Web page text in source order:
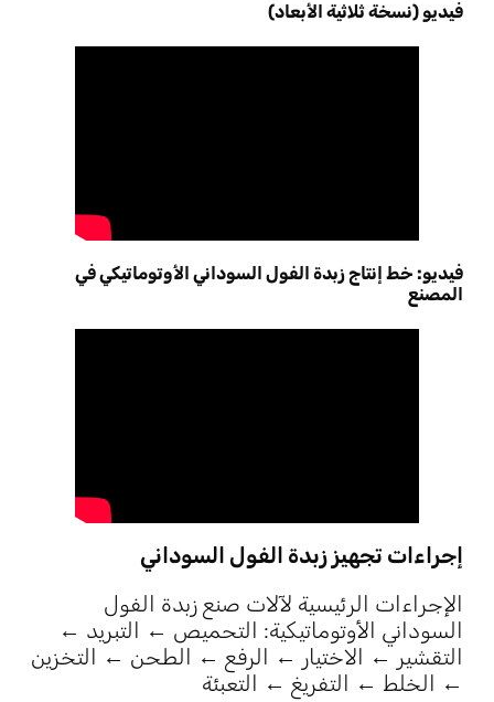
فيديو (نسخة ثلاثية الأبعاد)
فيديو: خط إنتاج زبدة الفول السوداني الأوتوماتيكي في
المصنع
إجراءات تجهيز زبدة الفول السوداني
الإجراءات الرئيسية لآلات صنع زبدة الفول
السوداني الأوتوماتيكية: التحميص ← التبريد ←
التقشير ← الاختيار ← الرفع ← الطحن ← التخزين
← الخلط ← التفريغ ← التعبئة